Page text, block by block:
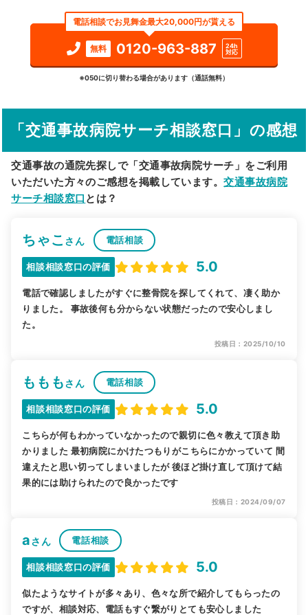
検索する
詳細条件で絞り込む
駅から探す 院名から探す
電話相談でお見舞金最大20,000円が貰える
無料 0120-963-887
24h
対応
※050に切り替わる場合があります（通話無料）
「交通事故病院サーチ相談窓口」の感想
交通事故の通院先探しで「交通事故病院サーチ」をご利用
いただいた方々のご感想を掲載しています。交通事故病院
サーチ相談窓口 とは？
ちゃこ さん 電話相談
相談相談窓口の評価 5.0
電話で確認しましたがすぐに整骨院を探してくれて、凄く助か
りました。 事故後何も分からない状態だったので安心しまし
た。
投稿日：2025/10/10
もももさん 電話相談
相談相談窓口の評価 5.0
こちらが何もわかっていなかったので親切に色々教えて頂き助
かりました 最初病院にかけたつもりがこちらにかかっていて 間
違えたと思い切ってしまいましたが 後ほど掛け直して頂けて結
果的には助けられたので良かったです
投稿日：2024/09/07
aさん 電話相談
相談相談窓口の評価 5.0
似たようなサイトが多々あり、色々な所で紹介してもらったの
ですが、相談対応、電話もすぐ繋がりとても安心しました